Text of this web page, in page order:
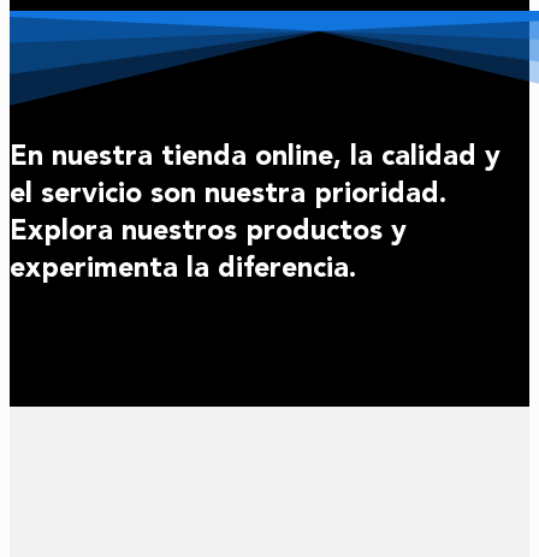
En nuestra tienda online, la calidad y
el servicio son nuestra prioridad.
Explora nuestros productos y
experimenta la diferencia.